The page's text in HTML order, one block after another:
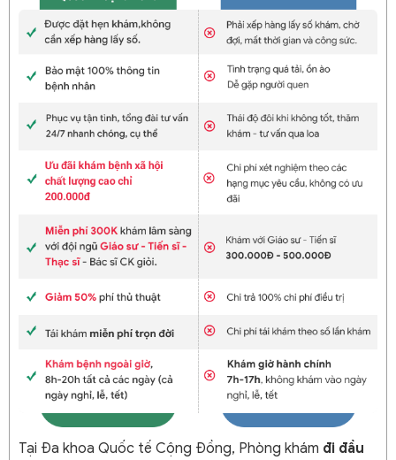
Tại Đa khoa Quốc tế Cộng Đồng, Phòng khám đi đầu